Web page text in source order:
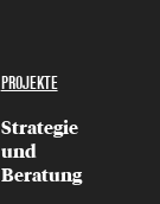
PROJEKTE
Strategie
und
Beratung